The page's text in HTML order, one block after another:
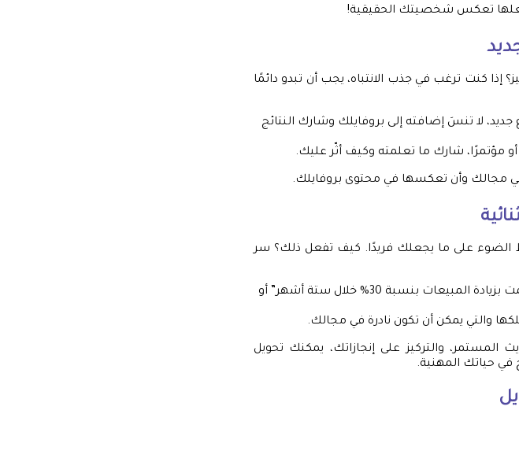
اجعلها تعكس شخصيتك الحقيقية!
إذا كنت ترغب في جذب الانتباه، يجب أن تبدو دائمًا
لا تنسَ إضافته إلى بروفايلك وشارك النتائج
مؤتمرًا، شارك ما تعلمته وكيف أثّر عليك.
مجالك وأن تعكسها في محتوى بروفايلك.
الضوء على ما يجعلك فريدًا. كيف تفعل ذلك؟ سر
: قدم إنجازاتك عبر الأرقام، مثل “قمت بزيادة المبيعات بنسبة 30% خلال ستة أشهر” أو
والتي يمكن أن تكون نادرة في مجالك.
المستمر، والتركيز على إنجازاتك، يمكنك تحويل
في حياتك المهنية.